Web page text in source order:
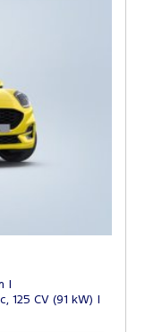
125 CV (91 kW)